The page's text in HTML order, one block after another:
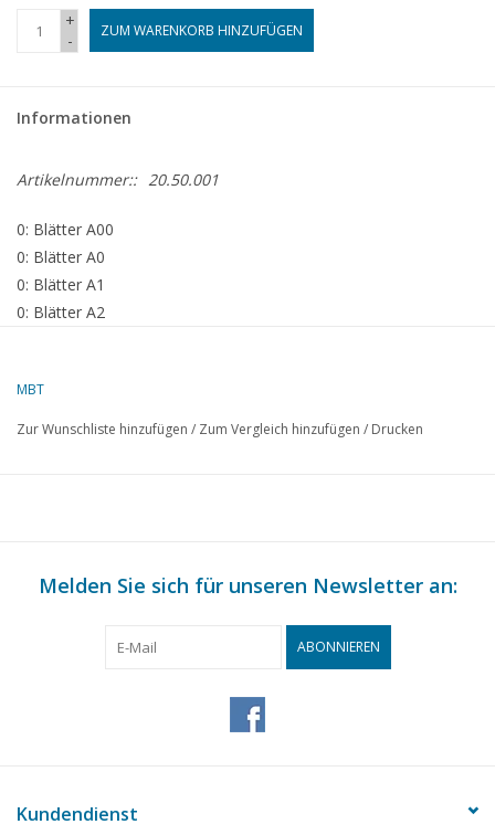
+
-
ZUM WARENKORB HINZUFÜGEN
Informationen
Artikelnummer:: 20.50.001
0: Blätter A00
0: Blätter A0
0: Blätter A1
0: Blätter A2
0: Blätter A4 Text
MBT
Zur Wunschliste hinzufügen / Zum Vergleich hinzufügen / Drucken
Melden Sie sich für unseren Newsletter an:
ABONNIEREN
Kundendienst